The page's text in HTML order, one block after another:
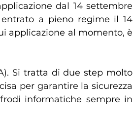
dal 14 settembre
a pieno regime il 14
applicazione al momento, è
Si tratta di due step molto
per garantire la sicurezza
informatiche sempre in